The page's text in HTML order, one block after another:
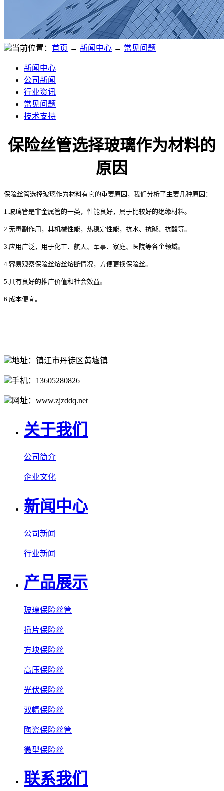
当前位置： 首页 → 新闻中心 → 常见问题
新闻中心
公司新闻
行业资讯
常见问题
技术支持
保险丝管选择玻璃作为材料的
原因
保险丝管选择玻璃作为材料有它的重要原因，我们分析了主要几种原因：
1.玻璃管是非金属管的一类，性能良好，属于比较好的绝缘材料。
2.无毒副作用，其机械性能，热稳定性能，抗水、抗碱、抗酸等。
3.应用广泛，用于化工、航天、军事、家庭、医院等各个领域。
4.容易观察保险丝熔丝熔断情况，方便更换保险丝。
5.具有良好的推广价值和社会效益。
6.成本便宜。
地址：镇江市丹徒区黄墟镇
手机：13605280826
网址：www.zjzddq.net
关于我们
公司简介
企业文化
新闻中心
公司新闻
行业新闻
产品展示
玻璃保险丝管
插片保险丝
方块保险丝
高压保险丝
光伏保险丝
双帽保险丝
陶瓷保险丝管
微型保险丝
联系我们